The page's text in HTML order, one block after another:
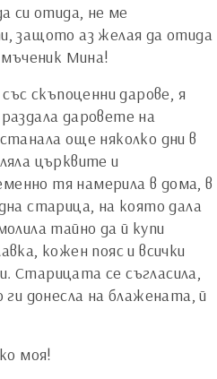
си отида, не ме
защото аз желая да отида
Мина!
скъпоценни дарове, я
даровете на
още няколко дни в
църквите и
тя намерила в дома, в
старица, на която дала
тайно да й купи
кожен пояс и всички
Старицата се съгласила,
донесла на блажената, й
моя!